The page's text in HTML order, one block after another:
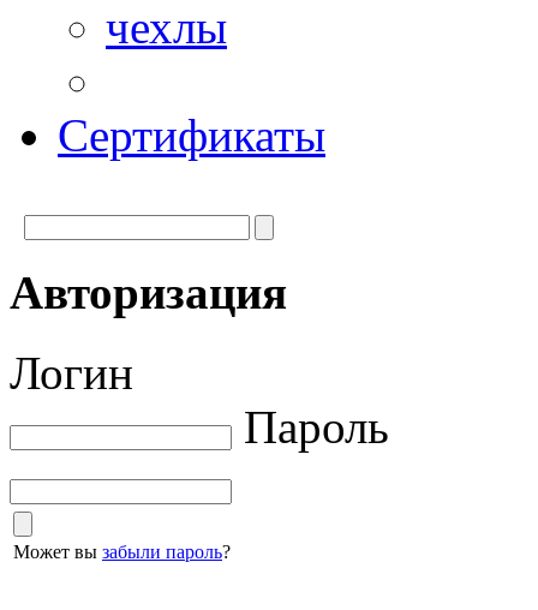
чехлы
Сертификаты
Авторизация
Логин
Пароль
Может вы забыли пароль?